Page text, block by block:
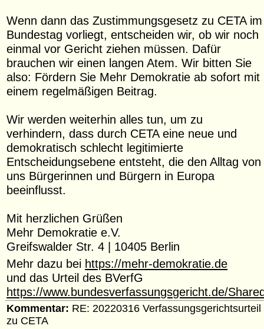
Wenn dann das Zustimmungsgesetz zu CETA im
Bundestag vorliegt, entscheiden wir, ob wir noch
einmal vor Gericht ziehen müssen. Dafür
brauchen wir einen langen Atem. Wir bitten Sie
also: Fördern Sie Mehr Demokratie ab sofort mit
einem regelmäßigen Beitrag.
Wir werden weiterhin alles tun, um zu
verhindern, dass durch CETA eine neue und
demokratisch schlecht legitimierte
Entscheidungsebene entsteht, die den Alltag von
uns Bürgerinnen und Bürgern in Europa
beeinflusst.
Mit herzlichen Grüßen
Mehr Demokratie e.V.
Greifswalder Str. 4 | 10405 Berlin
Mehr dazu bei https://mehr-demokratie.de
und das Urteil des BVerfG
https://www.bundesverfassungsgericht.de/
Kommentar: RE: 20220316 Verfassungsgerichtsurteil
zu CETA